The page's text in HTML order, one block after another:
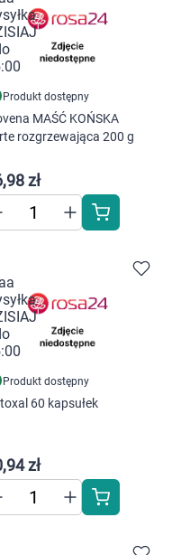
Produkt dostępny
MAŚĆ KOŃSKA
rozgrzewająca 200 g
zł
Produkt dostępny
60 kapsułek
zł